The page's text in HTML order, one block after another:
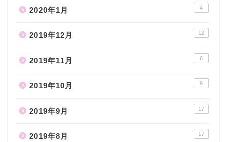
2020年1月 4
2019年12月 12
2019年11月 6
2019年10月 9
2019年9月 17
2019年8月 17